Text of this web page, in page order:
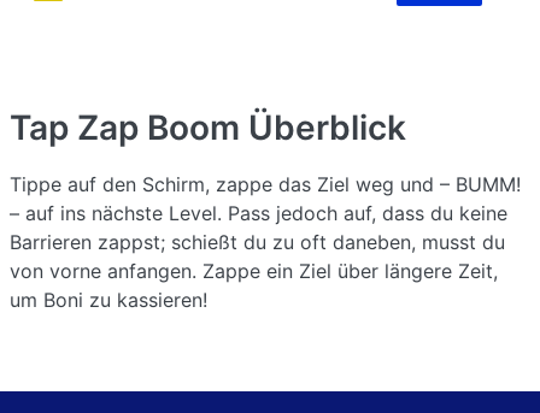
Tap Zap Boom Überblick
Tippe auf den Schirm, zappe das Ziel weg und – BUMM!
– auf ins nächste Level. Pass jedoch auf, dass du keine
Barrieren zappst; schießt du zu oft daneben, musst du
von vorne anfangen. Zappe ein Ziel über längere Zeit,
um Boni zu kassieren!